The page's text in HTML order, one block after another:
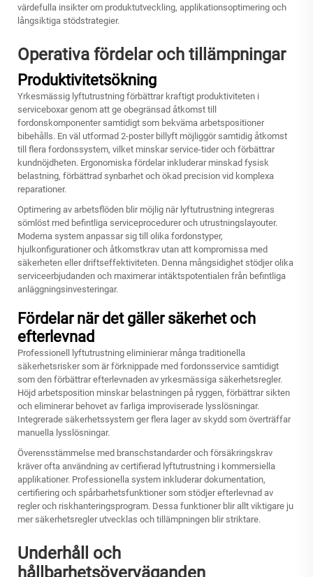
värdefulla insikter om produktutveckling, applikationsoptimering och
långsiktiga stödstrategier.
Operativa fördelar och tillämpningar
Produktivitetsökning
Yrkesmässig lyftutrustning förbättrar kraftigt produktiviteten i
serviceboxar genom att ge obegränsad åtkomst till
fordonskomponenter samtidigt som bekväma arbetspositioner
bibehålls. En väl utformad 2-poster billyft möjliggör samtidig åtkomst
till flera fordonssystem, vilket minskar service-tider och förbättrar
kundnöjdheten. Ergonomiska fördelar inkluderar minskad fysisk
belastning, förbättrad synbarhet och ökad precision vid komplexa
reparationer.
Optimering av arbetsflöden blir möjlig när lyftutrustning integreras
sömlöst med befintliga serviceprocedurer och utrustningslayouter.
Moderna system anpassar sig till olika fordonstyper,
hjulkonfigurationer och åtkomstkrav utan att kompromissa med
säkerheten eller driftseffektiviteten. Denna mångsidighet stödjer olika
serviceerbjudanden och maximerar intäktspotentialen från befintliga
anläggningsinvesteringar.
Fördelar när det gäller säkerhet och
efterlevnad
Professionell lyftutrustning eliminierar många traditionella
säkerhetsrisker som är förknippade med fordonsservice samtidigt
som den förbättrar efterlevnaden av yrkesmässiga säkerhetsregler.
Höjd arbetsposition minskar belastningen på ryggen, förbättrar sikten
och eliminerar behovet av farliga improviserade lysslösningar.
Integrerade säkerhetssystem ger flera lager av skydd som överträffar
manuella lysslösningar.
Överensstämmelse med branschstandarder och försäkringskrav
kräver ofta användning av certifierad lyftutrustning i kommersiella
applikationer. Professionella system inkluderar dokumentation,
certifiering och spårbarhetsfunktioner som stödjer efterlevnad av
regler och riskhanteringsprogram. Dessa funktioner blir allt viktigare ju
mer säkerhetsregler utvecklas och tillämpningen blir striktare.
Underhåll och
hållbarhetsöverväganden